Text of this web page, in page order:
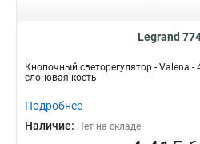
Legrand
Кнопочный светорегулятор - Valena -
слоновая кость
Подробнее
Наличие: Нет на складе